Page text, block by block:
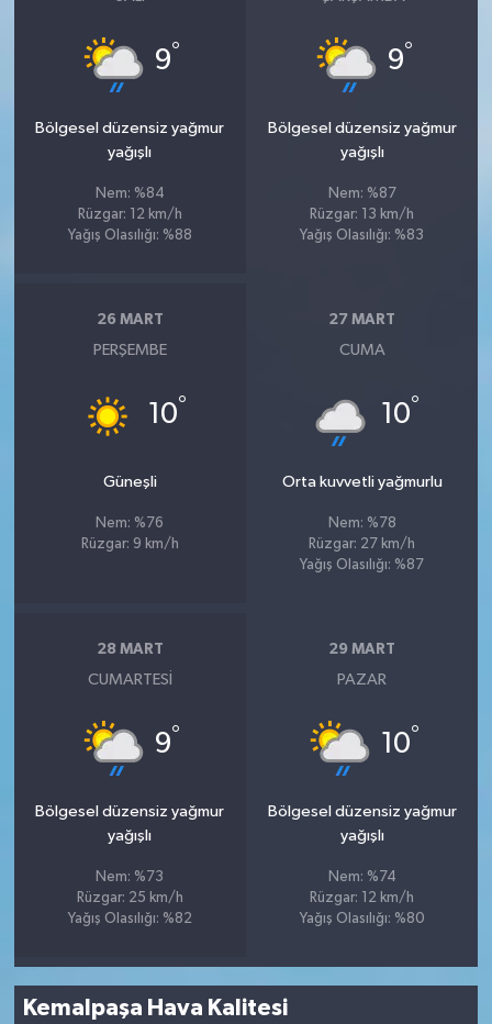
9°
Bölgesel düzensiz yağmur
yağışlı
Nem: %84
Rüzgar: 12 km/h
Yağış Olasılığı: %88
9°
Bölgesel düzensiz yağmur
yağışlı
Nem: %87
Rüzgar: 13 km/h
Yağış Olasılığı: %83
26 MART
PERŞEMBE
10°
Güneşli
Nem: %76
Rüzgar: 9 km/h
27 MART
CUMA
10°
Orta kuvvetli yağmurlu
Nem: %78
Rüzgar: 27 km/h
Yağış Olasılığı: %87
28 MART
CUMARTESI
9°
Bölgesel düzensiz yağmur
yağışlı
Nem: %73
Rüzgar: 25 km/h
Yağış Olasılığı: %82
29 MART
PAZAR
10°
Bölgesel düzensiz yağmur
yağışlı
Nem: %74
Rüzgar: 12 km/h
Yağış Olasılığı: %80
Kemalpaşa Hava Kalitesi